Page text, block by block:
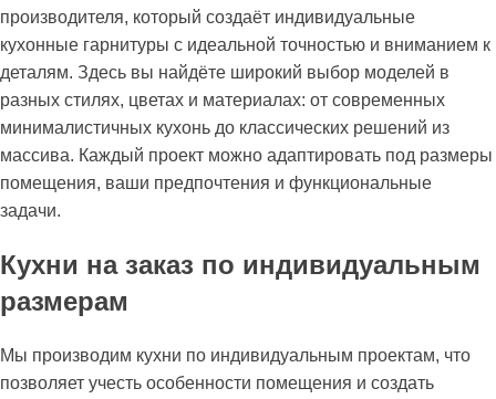
производителя, который создаёт индивидуальные
кухонные гарнитуры с идеальной точностью и вниманием к
деталям. Здесь вы найдёте широкий выбор моделей в
разных стилях, цветах и материалах: от современных
минималистичных кухонь до классических решений из
массива. Каждый проект можно адаптировать под размеры
помещения, ваши предпочтения и функциональные
задачи.
Кухни на заказ по индивидуальным
размерам
Мы производим кухни по индивидуальным проектам, что
позволяет учесть особенности помещения и создать